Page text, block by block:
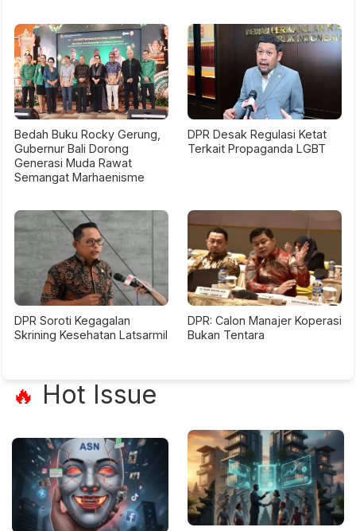
Bedah Buku Rocky Gerung,
Gubernur Bali Dorong
Generasi Muda Rawat
Semangat Marhaenisme
DPR Desak Regulasi Ketat
Terkait Propaganda LGBT
DPR Soroti Kegagalan
Skrining Kesehatan Latsarmil
DPR: Calon Manajer Koperasi
Bukan Tentara
🔥 Hot Issue